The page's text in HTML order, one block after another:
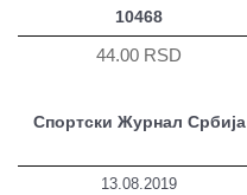
10468
44.00 RSD
Спортски Журнал Србија
13.08.2019